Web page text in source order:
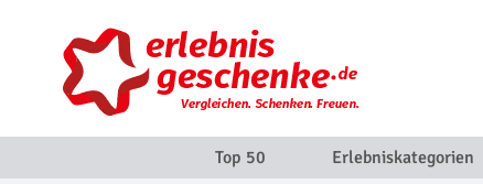
Top 50 Erlebniskategorien